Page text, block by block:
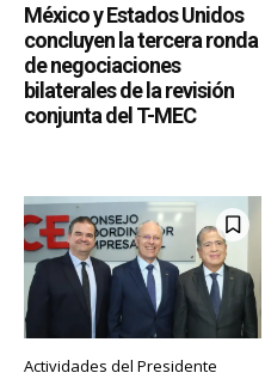
México y Estados Unidos
concluyen la tercera ronda
de negociaciones
bilaterales de la revisión
conjunta del T-MEC
Actividades del Presidente